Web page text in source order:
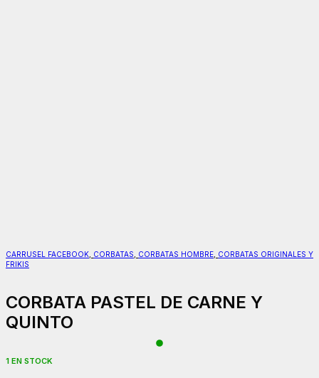
CARRUSEL FACEBOOK CORBATAS CORBATAS HOMBRE CORBATAS ORIGINALES Y
FRIKIS
CORBATA PASTEL DE CARNE Y
QUINTO
1 EN STOCK